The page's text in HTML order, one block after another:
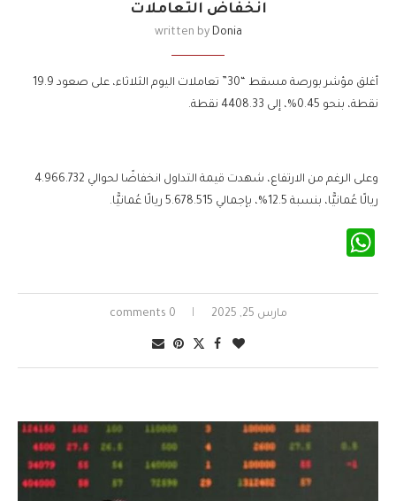
انخفاض التعاملات
written by Donia
أغلق مؤشر بورصة مسقط “30” تعاملات اليوم الثلاثاء، على صعود 19.9
نقطة، بنحو 0.45%، إلى 4408.33 نقطة.
وعلى الرغم من الارتفاع، شهدت قيمة التداول انخفاضًا لحوالي 4.966.732
ريالًا عُمانيًّا، بنسبة 12.5%، بإجمالي 5.678.515 ريالًا عُمانيًّا.
مارس 25, 2025 0 comments